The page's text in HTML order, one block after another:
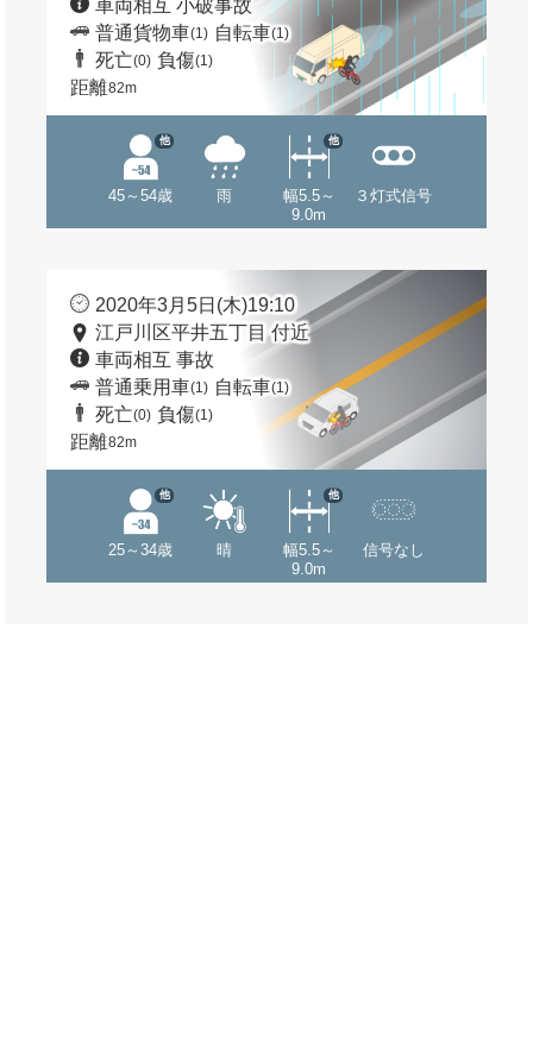
車両相互 小破事故
普通貨物車(1) 自転車(1)
死亡(0) 負傷(1)
距離82m
45～54歳
他
雨
幅5.5～
9.0m
他
３灯式信号
2020年3月5日(木)19:10
江戸川区平井五丁目 付近
車両相互 事故
普通乗用車(1) 自転車(1)
死亡(0) 負傷(1)
距離82m
25～34歳
他
晴
幅5.5～
9.0m
他
信号なし